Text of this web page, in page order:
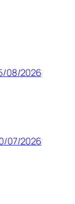
08/2026
07/2026